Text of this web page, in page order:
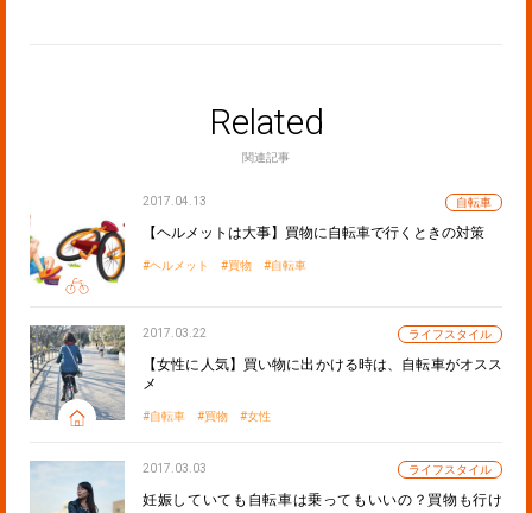
Related
関連記事
2017.04.13 自転車
【ヘルメットは大事】買物に自転車で行くときの対策
ヘルメット 買物 自転車
2017.03.22 ライフスタイル
【女性に人気】買い物に出かける時は、自転車がオスス
メ
自転車 買物 女性
2017.03.03 ライフスタイル
妊娠していても自転車は乗ってもいいの？買物も行け